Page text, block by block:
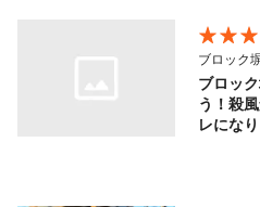
ブロック
ブロッ
う！殺
レにな